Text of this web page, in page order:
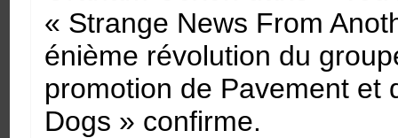
« Strange News From
énième révolution du
promotion de Pavement et
Dogs » confirme.